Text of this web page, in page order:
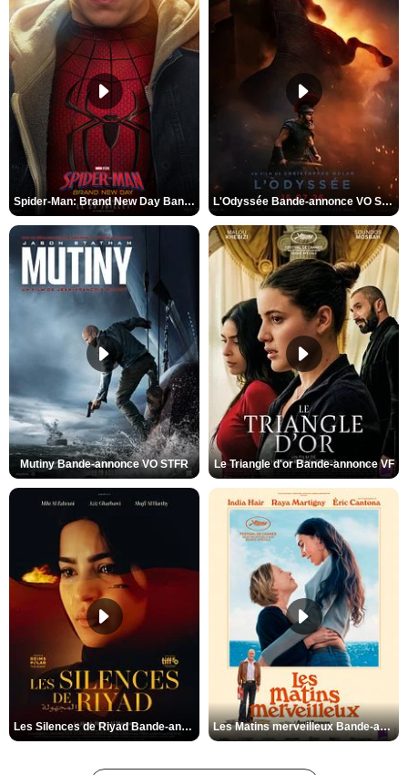
Spider-Man: Brand New Day Bande-annonce VO STFR L'Odyssée Bande-annonce VO STFR
Mutiny Bande-annonce VO STFR Le Triangle d'or Bande-annonce VF
Les Silences de Riyad Bande-annonce VO STFR Les Matins merveilleux Bande-annonce VF